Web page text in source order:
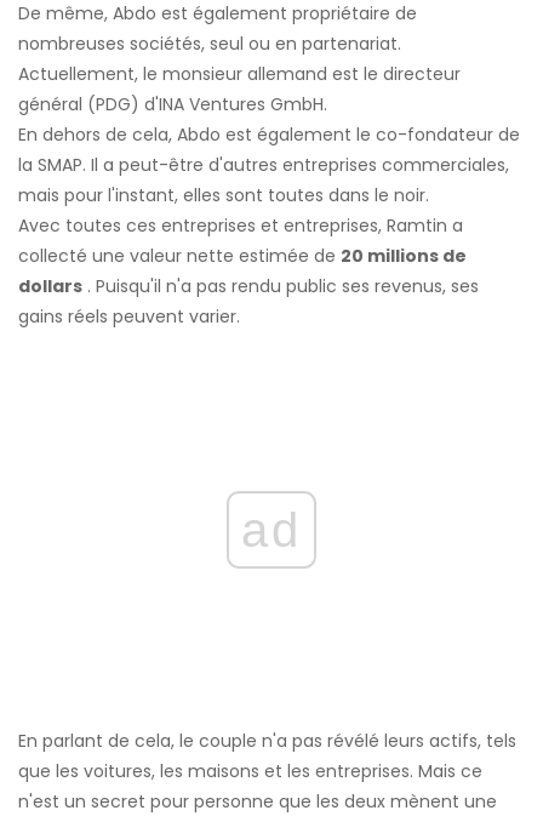
De même, Abdo est également propriétaire de
nombreuses sociétés, seul ou en partenariat.
Actuellement, le monsieur allemand est le directeur
général (PDG) d'INA Ventures GmbH.
En dehors de cela, Abdo est également le co-fondateur de
la SMAP. Il a peut-être d'autres entreprises commerciales,
mais pour l'instant, elles sont toutes dans le noir.
Avec toutes ces entreprises et entreprises, Ramtin a
collecté une valeur nette estimée de 20 millions de
dollars . Puisqu'il n'a pas rendu public ses revenus, ses
gains réels peuvent varier.
ad
En parlant de cela, le couple n'a pas révélé leurs actifs, tels
que les voitures, les maisons et les entreprises. Mais ce
n'est un secret pour personne que les deux mènent une